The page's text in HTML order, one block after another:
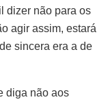
dizer não para os
agir assim, estará
sincera era a de
diga não aos